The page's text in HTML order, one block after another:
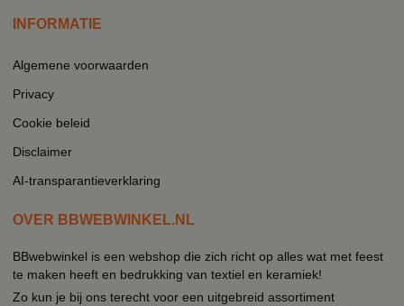
INFORMATIE
Algemene voorwaarden
Privacy
Cookie beleid
Disclaimer
AI-transparantieverklaring
OVER BBWEBWINKEL.NL
BBwebwinkel is een webshop die zich richt op alles wat met feest
te maken heeft en bedrukking van textiel en keramiek!
Zo kun je bij ons terecht voor een uitgebreid assortiment